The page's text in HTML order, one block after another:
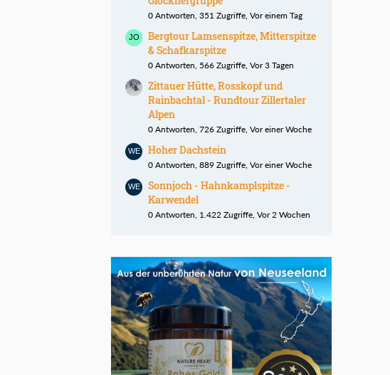
0 Antworten, 351 Zugriffe, Vor einem Tag
Bergtour Lamsenspitze, Mitterspitze
& Schafkarspitze
0 Antworten, 566 Zugriffe, Vor 3 Tagen
Zittauer Hütte, Rosskopf und
Rainbachtal - Rundtour Zillertaler
Alpen
0 Antworten, 726 Zugriffe, Vor einer Woche
Hoher Dachstein
0 Antworten, 889 Zugriffe, Vor einer Woche
Sonnjoch - Hahnkamplspitze -
Karwendel
0 Antworten, 1.422 Zugriffe, Vor 2 Wochen